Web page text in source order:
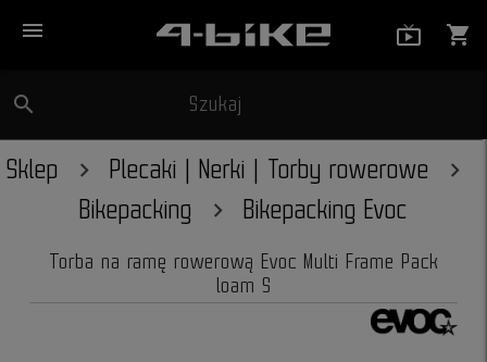
menu shopping_cart
search Szukaj
Sklep
Plecaki | Nerki | Torby rowerowe
Bikepacking
Bikepacking Evoc
Torba na ramę rowerową Evoc Multi Frame Pack
loam S